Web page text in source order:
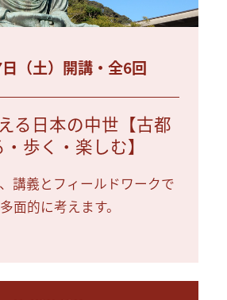
（土）開講・全6回
る日本の中世【古都
歩く・楽しむ】
講義とフィールドワークで
面的に考えます。